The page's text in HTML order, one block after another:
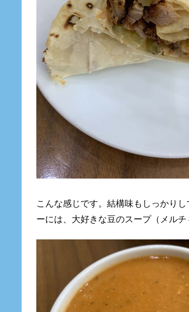
こんな感じです。結構味もしっかり
ーには、大好きな豆のスープ（メルチ